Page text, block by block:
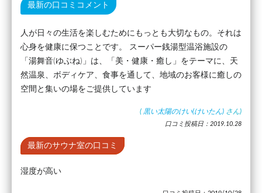
最新の口コミコメント
人が日々の生活を楽しむためにもっとも大切なもの。それは
心身を健康に保つことです。 スーパー銭湯型温浴施設の
「湯舞音(ゆぶね)」は、「美・健康・癒し」をテーマに、天
然温泉、ボディケア、食事を通して、地域のお客様に癒しの
空間と集いの場をご提供しています
( 黒い太陽のけい(けいたん) さん)
口コミ投稿日：2019.10.28
最新のサウナ室の口コミ
湿度が高い